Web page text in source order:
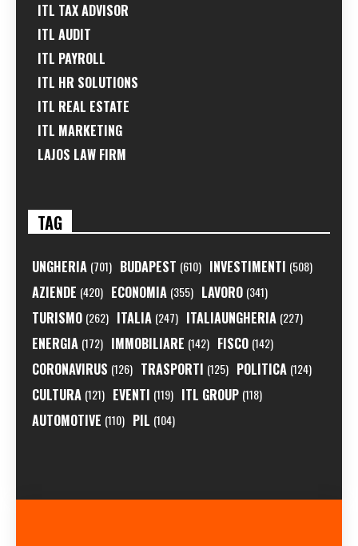
ITL TAX ADVISOR
ITL AUDIT
ITL PAYROLL
ITL HR SOLUTIONS
ITL REAL ESTATE
ITL MARKETING
LAJOS LAW FIRM
TAG
UNGHERIA (701) BUDAPEST (610) INVESTIMENTI (508)
AZIENDE (420) ECONOMIA (355) LAVORO (341)
TURISMO (262) ITALIA (247) ITALIAUNGHERIA (227)
ENERGIA (172) IMMOBILIARE (142) FISCO (142)
CORONAVIRUS (126) TRASPORTI (125) POLITICA (124)
CULTURA (121) EVENTI (119) ITL GROUP (118)
AUTOMOTIVE (110) PIL (104)